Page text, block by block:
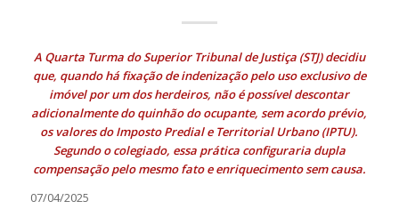
A Quarta Turma do Superior Tribunal de Justiça (STJ) decidiu
que, quando há fixação de indenização pelo uso exclusivo de
imóvel por um dos herdeiros, não é possível descontar
adicionalmente do quinhão do ocupante, sem acordo prévio,
os valores do Imposto Predial e Territorial Urbano (IPTU).
Segundo o colegiado, essa prática configuraria dupla
compensação pelo mesmo fato e enriquecimento sem causa.
07/04/2025